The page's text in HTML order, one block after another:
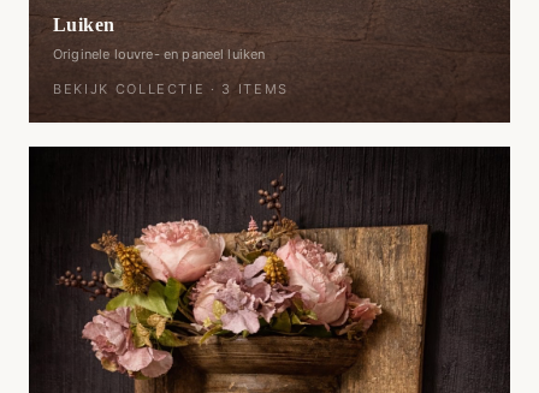
Luiken
Originele louvre- en paneel luiken
BEKIJK COLLECTIE · 3 ITEMS